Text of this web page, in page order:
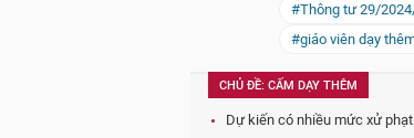
#Thông tư 29/
#giáo viên dạy
CHỦ ĐỀ: CẤM DẠY THÊM
Dự kiến có nhiều mức xử